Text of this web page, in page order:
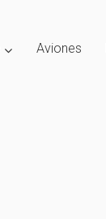
Aviones